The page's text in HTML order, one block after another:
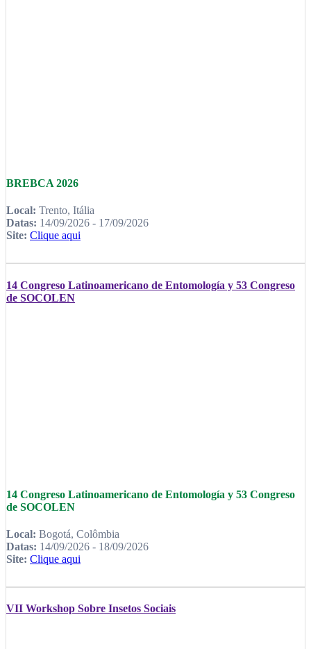
BREBCA 2026
Local: Trento, Itália
Datas: 14/09/2026 - 17/09/2026
Site: Clique aqui
14 Congreso Latinoamericano de Entomología y 53 Congreso
de SOCOLEN
14 Congreso Latinoamericano de Entomología y 53 Congreso
de SOCOLEN
Local: Bogotá, Colômbia
Datas: 14/09/2026 - 18/09/2026
Site: Clique aqui
VII Workshop Sobre Insetos Sociais